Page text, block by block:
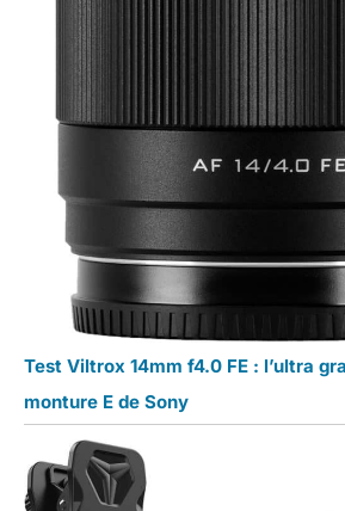
Test Viltrox 14mm f4.0 FE : l’ultra
monture E de Sony